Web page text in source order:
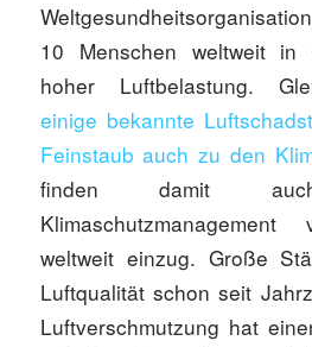
10 Menschen weltweit in
hoher Luftbelastung.
einige bekannte
Feinstaub auch zu den
finden damit
weltweit einzug. Große
Luftqualität schon seit
Luftverschmutzung hat